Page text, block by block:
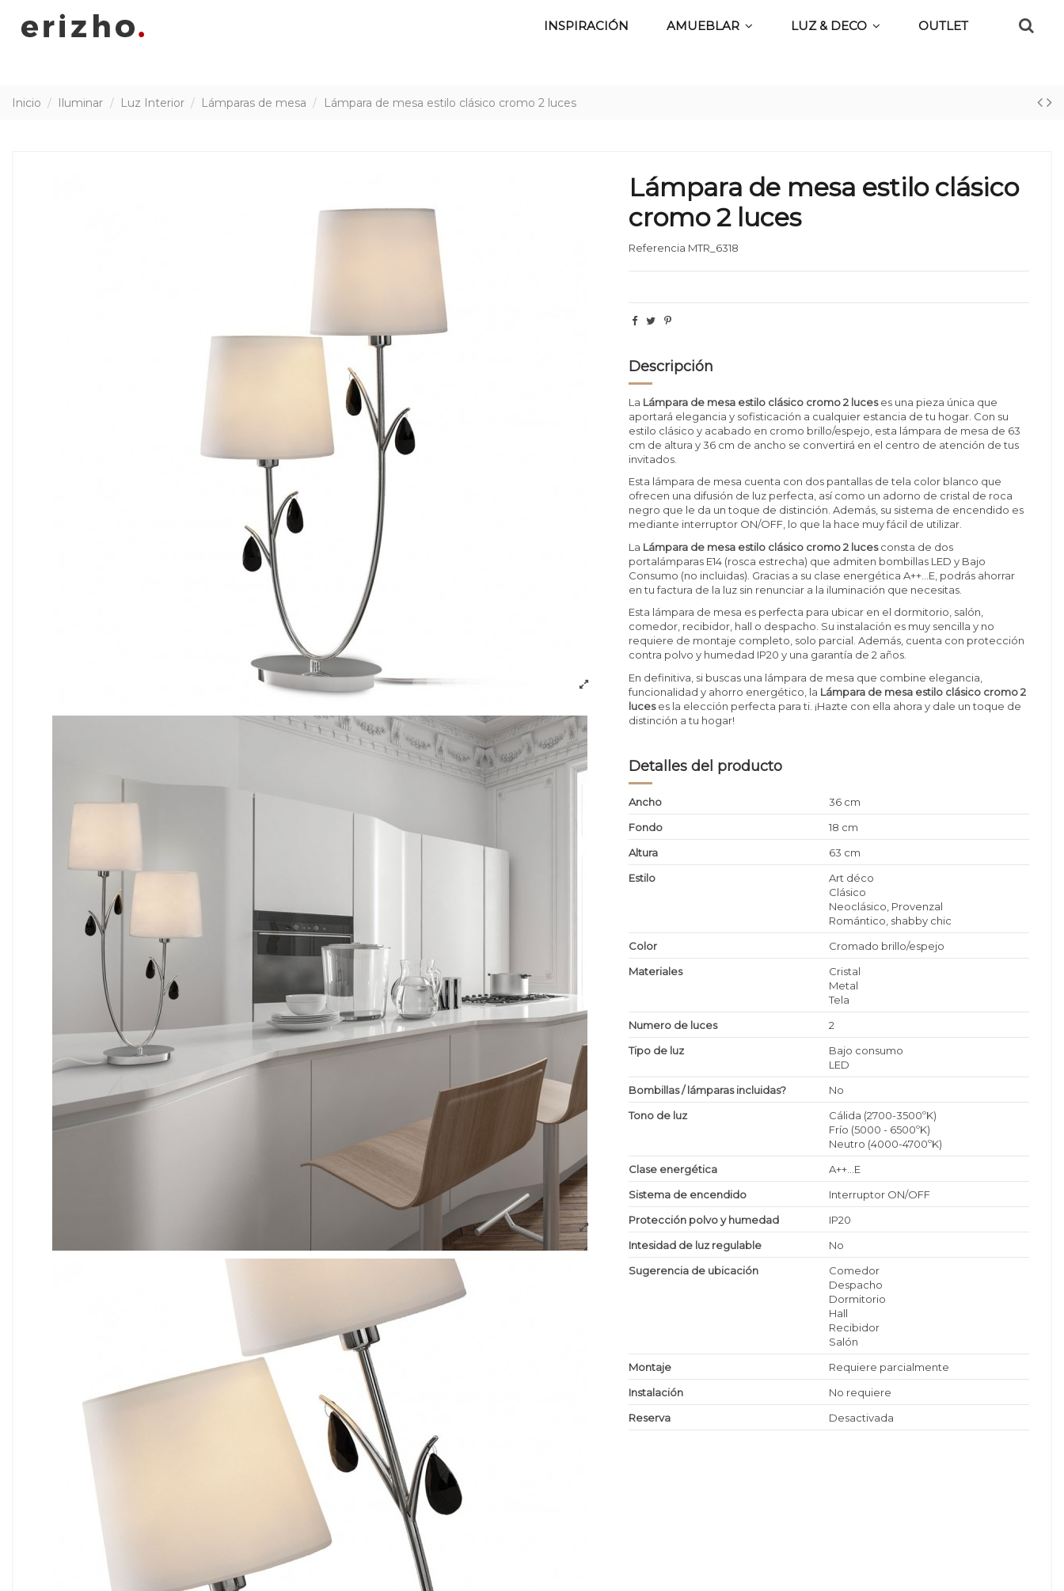
INSPIRACIÓN AMUEBLAR LUZ & DECO OUTLET
Inicio Iluminar Luz Interior Lámparas de mesa Lámpara de mesa estilo clásico cromo 2 luces
Lámpara de mesa estilo clásico
cromo 2 luces
Referencia MTR_6318
Descripción
La Lámpara de mesa estilo clásico cromo 2 luceses una pieza única que
aportará elegancia y sofisticación a cualquier estancia de tu hogar. Con su
estilo clásico y acabado en cromo brillo/espejo, esta lámpara de mesa de 63
cm de altura y 36 cm de ancho se convertirá en el centro de atención de tus
invitados.
Esta lámpara de mesa cuenta con dos pantallas de tela color blanco que
ofrecen una difusión de luz perfecta, así como un adorno de cristal de roca
negro que le da un toque de distinción. Además, su sistema de encendido es
mediante interruptor ON/OFF, lo que la hace muy fácil de utilizar.
La Lámpara de mesa estilo clásico cromo 2 lucesconsta de dos
portalámparas E14 (rosca estrecha) que admiten bombillas LED y Bajo
Consumo (no incluidas). Gracias a su clase energética A++...E, podrás ahorrar
en tu factura de la luz sin renunciar a la iluminación que necesitas.
Esta lámpara de mesa es perfecta para ubicar en el dormitorio, salón,
comedor, recibidor, hall o despacho. Su instalación es muy sencilla y no
requiere de montaje completo, solo parcial. Además, cuenta con protección
contra polvo y humedad IP20 y una garantía de 2 años.
En definitiva, si buscas una lámpara de mesa que combine elegancia,
funcionalidad y ahorro energético, la Lámpara de mesa estilo clásico cromo 2
luceses la elección perfecta para ti. ¡Hazte con ella ahora y dale un toque de
distinción a tu hogar!
Detalles del producto
Ancho
36 cm
Fondo
18 cm
Altura
63 cm
Estilo
Art déco
Clásico
Neoclásico, Provenzal
Romántico, shabby chic
Color
Cromado brillo/espejo
Materiales
Cristal
Metal
Tela
Numero de luces
2
Tipo de luz
Bajo consumo
LED
Bombillas / lámparas incluidas?
No
Tono de luz
Cálida (2700-3500ºK)
Frío (5000 - 6500ºK)
Neutro (4000-4700ºK)
Clase energética
A++...E
Sistema de encendido
Interruptor ON/OFF
Protección polvo y humedad
IP20
Intesidad de luz regulable
No
Sugerencia de ubicación
Comedor
Despacho
Dormitorio
Hall
Recibidor
Salón
Montaje
Requiere parcialmente
Instalación
No requiere
Reserva
Desactivada